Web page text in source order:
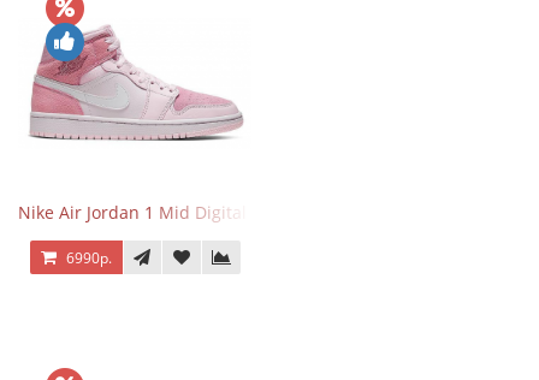
Nike Air Jordan 1 Mid Digital Pink
6990р.